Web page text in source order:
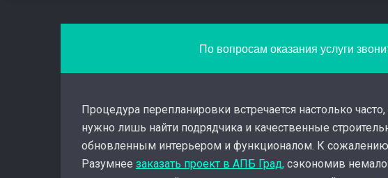
По вопросам оказания услуги
Процедура перепланировки встречается настолько
нужно лишь найти подрядчика и качественные
обновленным интерьером и функционалом. К
Разумнее заказать проект в АПБ Град, сэкономив